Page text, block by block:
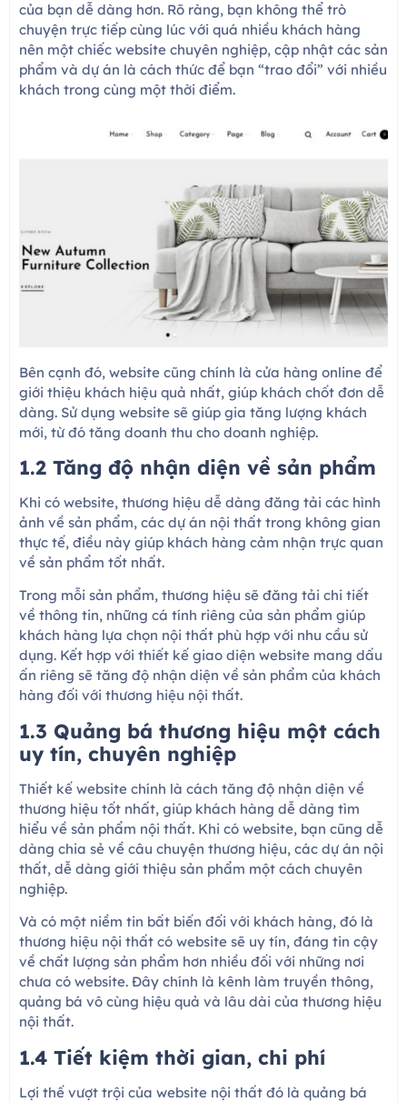
của bạn dễ dàng hơn. Rõ ràng, bạn không thể trò
chuyện trực tiếp cùng lúc với quá nhiều khách hàng
nên một chiếc website chuyên nghiệp, cập nhật các sản
phẩm và dự án là cách thức để bạn “trao đổi” với nhiều
khách trong cùng một thời điểm.
Bên cạnh đó, website cũng chính là cửa hàng online để
giới thiệu khách hiệu quả nhất, giúp khách chốt đơn dễ
dàng. Sử dụng website sẽ giúp gia tăng lượng khách
mới, từ đó tăng doanh thu cho doanh nghiệp.
1.2 Tăng độ nhận diện về sản phẩm
Khi có website, thương hiệu dễ dàng đăng tải các hình
ảnh về sản phẩm, các dự án nội thất trong không gian
thực tế, điều này giúp khách hàng cảm nhận trực quan
về sản phẩm tốt nhất.
Trong mỗi sản phẩm, thương hiệu sẽ đăng tải chi tiết
về thông tin, những cá tính riêng của sản phẩm giúp
khách hàng lựa chọn nội thất phù hợp với nhu cầu sử
dụng. Kết hợp với thiết kế giao diện website mang dấu
ấn riêng sẽ tăng độ nhận diện về sản phẩm của khách
hàng đối với thương hiệu nội thất.
1.3 Quảng bá thương hiệu một cách
uy tín, chuyên nghiệp
Thiết kế website chính là cách tăng độ nhận diện về
thương hiệu tốt nhất, giúp khách hàng dễ dàng tìm
hiểu về sản phẩm nội thất. Khi có website, bạn cũng dễ
dàng chia sẻ về câu chuyện thương hiệu, các dự án nội
thất, dễ dàng giới thiệu sản phẩm một cách chuyên
nghiệp.
Và có một niềm tin bất biến đối với khách hàng, đó là
thương hiệu nội thất có website sẽ uy tín, đáng tin cậy
về chất lượng sản phẩm hơn nhiều đối với những nơi
chưa có website. Đây chính là kênh làm truyền thông,
quảng bá vô cùng hiệu quả và lâu dài của thương hiệu
nội thất.
1.4 Tiết kiệm thời gian, chi phí
Lợi thế vượt trội của website nội thất đó là quảng bá